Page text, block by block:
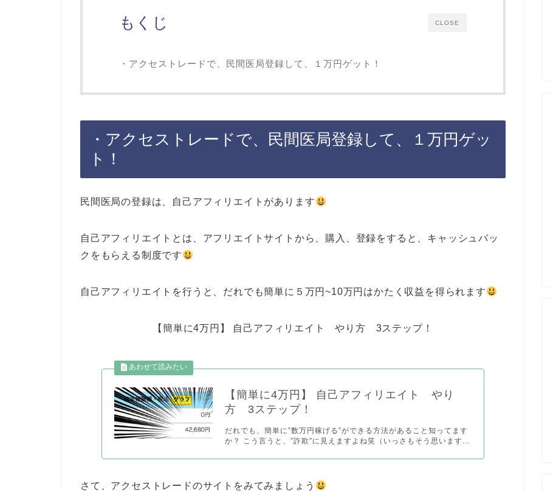
CLOSE
もくじ
・アクセストレードで、民間医局登録して、１万円ゲット！
・アクセストレードで、民間医局登録して、１万円ゲッ
ト！
民間医局の登録は、自己アフィリエイトがあります
自己アフィリエイトとは、アフリエイトサイトから、購入、登録をすると、キャッシュバッ
クをもらえる制度です
自己アフィリエイトを行うと、だれでも簡単に５万円~10万円はかたく収益を得られます
【簡単に4万円】 自己アフィリエイト やり方 3ステップ！
【簡単に4万円】 自己アフィリエイト やり
方 3ステップ！
だれでも、簡単に”数万円稼げる”ができる方法があること知ってます
か？ こう言うと、”詐欺”に見えますよね笑（いっさもそう思います...
さて、アクセストレードのサイトをみてみましょう